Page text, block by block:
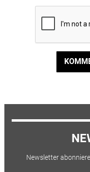
Newsletter